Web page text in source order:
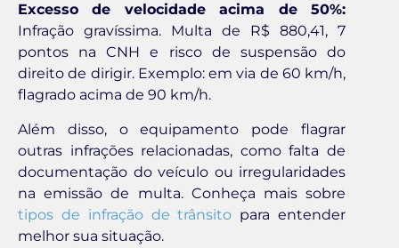
Excesso de velocidade acima de 50%:
Infração gravíssima. Multa de R$ 880,41, 7
pontos na CNH e risco de suspensão do
direito de dirigir. Exemplo: em via de 60 km/h,
flagrado acima de 90 km/h.
Além disso, o equipamento pode flagrar
outras infrações relacionadas, como falta de
documentação do veículo ou irregularidades
na emissão de multa. Conheça mais sobre
tipos de infração de trânsito para entender
melhor sua situação.